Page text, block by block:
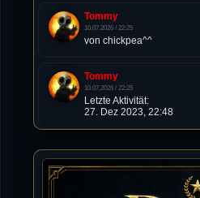
Tommy
10.07.2026 / 22:25
von chickpea^^
Tommy
10.07.2026 / 22:25
Letzte Aktivität:
27. Dez 2023, 22:48
DieWildeHilde
10.07.2026 / 12:48
Happy Birthday Chickpea